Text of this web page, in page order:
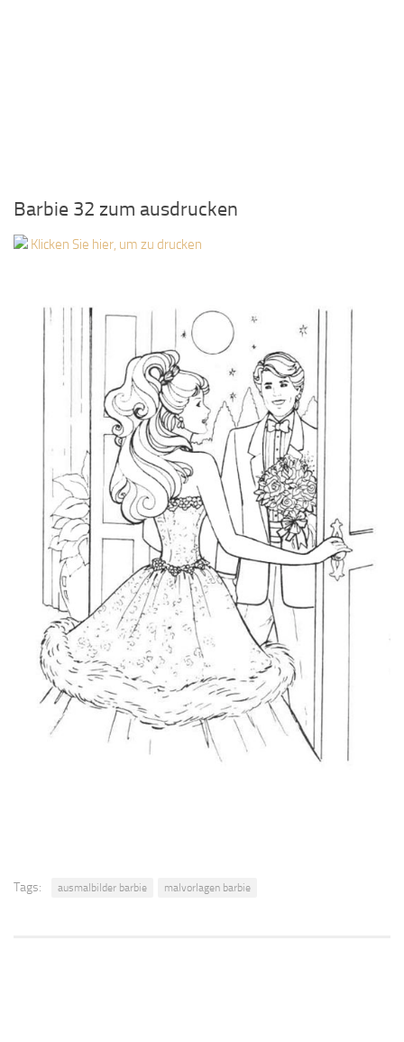
Barbie 32 zum ausdrucken
Klicken Sie hier, um zu drucken
Tags: ausmalbilder barbie malvorlagen barbie